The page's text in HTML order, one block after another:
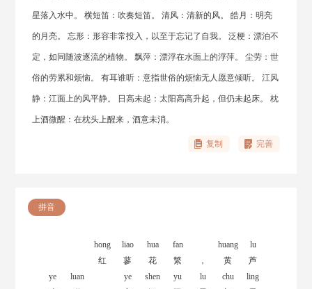
星落入水中。 横短笛：吹奏短笛。 清风：清新的风。 皓月：明亮
的月亮。 忘形：形容非常投入，以至于忘记了自我。 泛梗：漂泊不
定，如同随波逐流的植物。 飘萍：漂浮在水面上的浮萍。 尘劳：世
俗的劳累和烦恼。 有耳谁听：意指世俗的烦恼无人愿意倾听。 江风
静：江面上的风平静。 日高未起：太阳高高升起，但仍未起床。 枕
上酒微醒：在枕头上醒来，酒意未消。
复制 完善
拼音
hong
红
liao
蓼
hua
花
fan
繁
，
huang
黄
lu
芦
ye
luan
ye
shen
yu
lu
chu
ling